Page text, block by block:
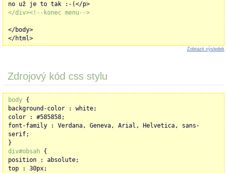
no už je to tak :-(</p>
</div><!--konec menu-->
</body>
</html>
Zobrazit výsledek
Zdrojový kód css stylu
body {
background-color : white;
color : #585858;
font-family : Verdana, Geneva, Arial, Helvetica, sans-
serif;
}
div#obsah {
position : absolute;
top : 30px;